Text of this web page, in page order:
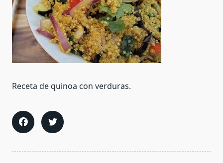
Receta de quinoa con verduras.